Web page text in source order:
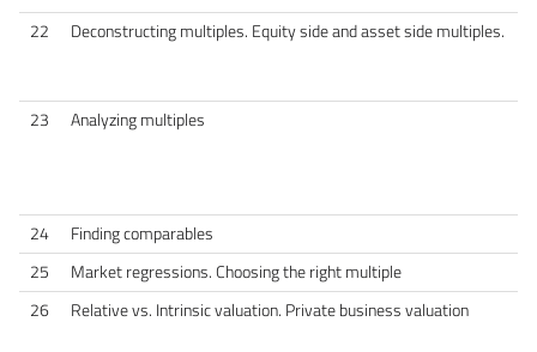
22 Deconstructing multiples. Equity side and asset side multiples.
23 Analyzing multiples
24
Finding comparables
25
Market regressions. Choosing the right multiple
26
Relative vs. Intrinsic valuation. Private business valuation